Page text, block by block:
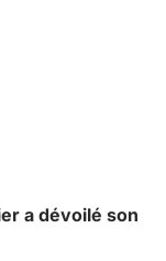
a dévoilé son